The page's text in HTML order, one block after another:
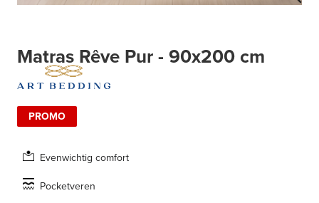
Matras Rêve Pur - 90x200 cm
PROMO
Evenwichtig comfort
Pocketveren